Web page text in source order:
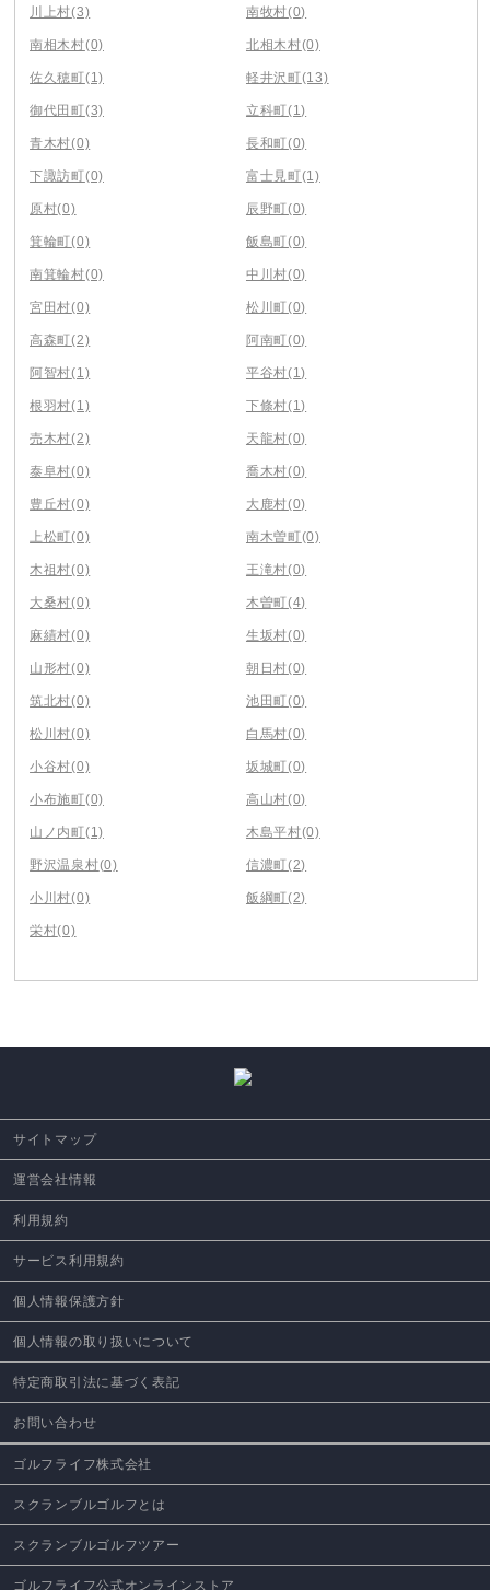
川上村(3) 南牧村(0)
南相木村(0) 北相木村(0)
佐久穂町(1) 軽井沢町(13)
御代田町(3) 立科町(1)
青木村(0) 長和町(0)
下諏訪町(0) 富士見町(1)
原村(0) 辰野町(0)
箕輪町(0) 飯島町(0)
南箕輪村(0) 中川村(0)
宮田村(0) 松川町(0)
高森町(2) 阿南町(0)
阿智村(1) 平谷村(1)
根羽村(1) 下條村(1)
売木村(2) 天龍村(0)
泰阜村(0) 喬木村(0)
豊丘村(0) 大鹿村(0)
上松町(0) 南木曽町(0)
木祖村(0) 王滝村(0)
大桑村(0) 木曽町(4)
麻績村(0) 生坂村(0)
山形村(0) 朝日村(0)
筑北村(0) 池田町(0)
松川村(0) 白馬村(0)
小谷村(0) 坂城町(0)
小布施町(0) 高山村(0)
山ノ内町(1) 木島平村(0)
野沢温泉村(0) 信濃町(2)
小川村(0) 飯綱町(2)
栄村(0)
サイトマップ
運営会社情報
利用規約
サービス利用規約
個人情報保護方針
個人情報の取り扱いについて
特定商取引法に基づく表記
お問い合わせ
ゴルフライフ株式会社
スクランブルゴルフとは
スクランブルゴルフツアー
ゴルフライフ公式オンラインストア